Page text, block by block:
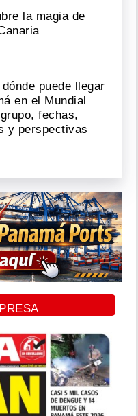
la magia de
puede llegar
en el Mundial
fechas,
y perspectivas